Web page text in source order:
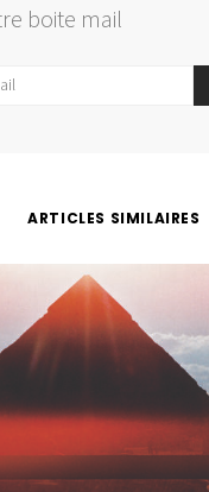
boite mail
ARTICLES SIMILAIRES